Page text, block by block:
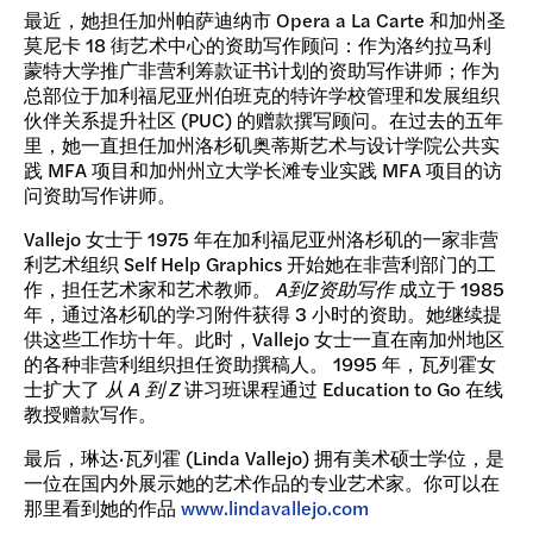
最近，她担任加州帕萨迪纳市 Opera a La Carte 和加州圣
莫尼卡 18 街艺术中心的资助写作顾问：作为洛约拉马利
蒙特大学推广非营利筹款证书计划的资助写作讲师；作为
总部位于加利福尼亚州伯班克的特许学校管理和发展组织
伙伴关系提升社区 (PUC) 的赠款撰写顾问。在过去的五年
里，她一直担任加州洛杉矶奥蒂斯艺术与设计学院公共实
践 MFA 项目和加州州立大学长滩专业实践 MFA 项目的访
问资助写作讲师。
Vallejo 女士于 1975 年在加利福尼亚州洛杉矶的一家非营
利艺术组织 Self Help Graphics 开始她在非营利部门的工
作，担任艺术家和艺术教师。A到Z资助写作成立于 1985
年，通过洛杉矶的学习附件获得 3 小时的资助。她继续提
供这些工作坊十年。此时，Vallejo 女士一直在南加州地区
的各种非营利组织担任资助撰稿人。 1995 年，瓦列霍女
士扩大了 从 A 到 Z讲习班课程通过 Education to Go 在线
教授赠款写作。
最后，琳达·瓦列霍 (Linda Vallejo) 拥有美术硕士学位，是
一位在国内外展示她的艺术作品的专业艺术家。你可以在
那里看到她的作品 www.lindavallejo.com